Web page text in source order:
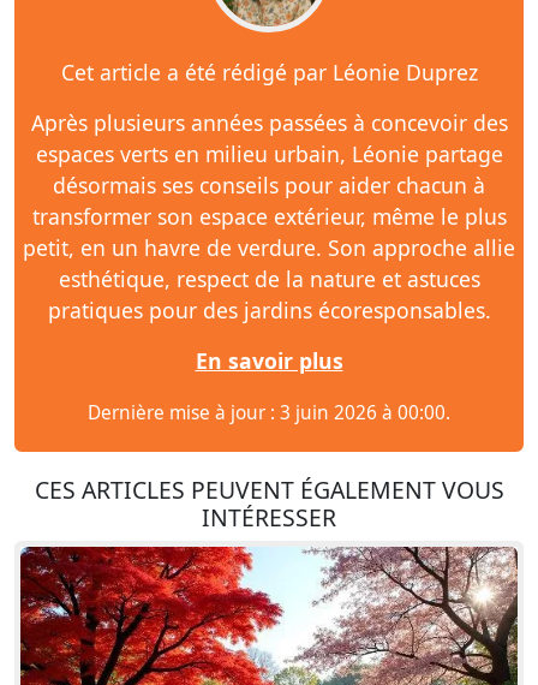
Cet article a été rédigé par Léonie Duprez
Après plusieurs années passées à concevoir des
espaces verts en milieu urbain, Léonie partage
désormais ses conseils pour aider chacun à
transformer son espace extérieur, même le plus
petit, en un havre de verdure. Son approche allie
esthétique, respect de la nature et astuces
pratiques pour des jardins écoresponsables.
En savoir plus
Dernière mise à jour : 3 juin 2026 à 00:00.
CES ARTICLES PEUVENT ÉGALEMENT VOUS
INTÉRESSER